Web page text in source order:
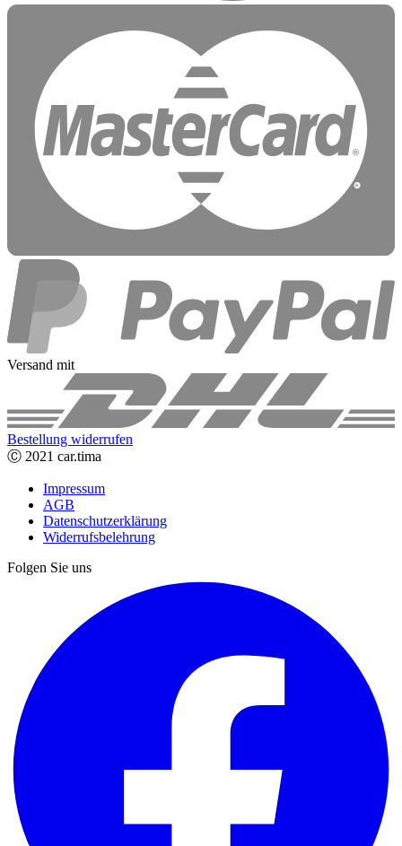
Versand mit
Bestellung widerrufen
Ⓒ 2021 car.tima
Impressum
AGB
Datenschutzerklärung
Widerrufsbelehrung
Folgen Sie uns